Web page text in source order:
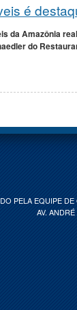
é
Amazônia
do
PELA EQUIPE
AV.